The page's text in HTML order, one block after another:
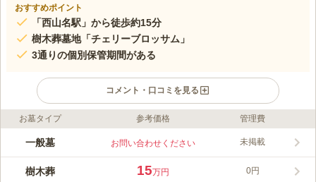
おすすめポイント
「西山名駅」から徒歩約15分
樹木葬墓地「チェリーブロッサム」
3通りの個別保管期間がある
コメント・口コミを見る
ライフドット編集部のコメント
一般墓と納骨堂も備えた霊園に、樹木葬墓地もあります。高崎市
眠ることができます。近くには世界文化遺産の「山の上の碑」が
あるので、お参りの後に立ち寄られてみてはいかがでしょうか。
お墓タイプ 参考価格 管理費
一般墓 お問い合わせください 未掲載
樹木葬 15万円 0円